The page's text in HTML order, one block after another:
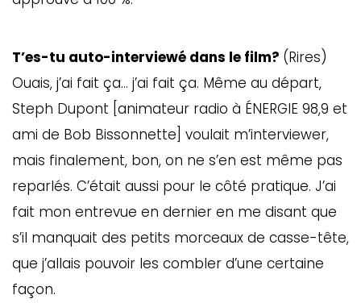
T’es-tu auto-interviewé dans le film? (Rires)
Ouais, j’ai fait ça… j’ai fait ça. Même au départ,
Steph Dupont [animateur radio à ÉNERGIE 98,9 et
ami de Bob Bissonnette] voulait m’interviewer,
mais finalement, bon, on ne s’en est même pas
reparlés. C’était aussi pour le côté pratique. J’ai
fait mon entrevue en dernier en me disant que
s’il manquait des petits morceaux de casse-tête,
que j’allais pouvoir les combler d’une certaine
façon.